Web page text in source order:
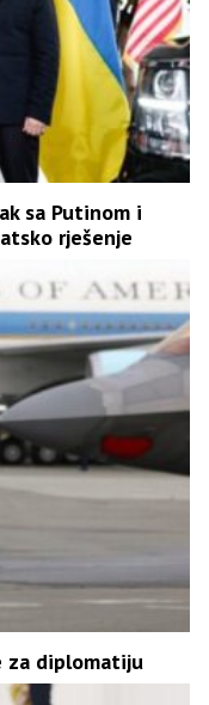
sa Putinom i
rješenje
za diplomatiju